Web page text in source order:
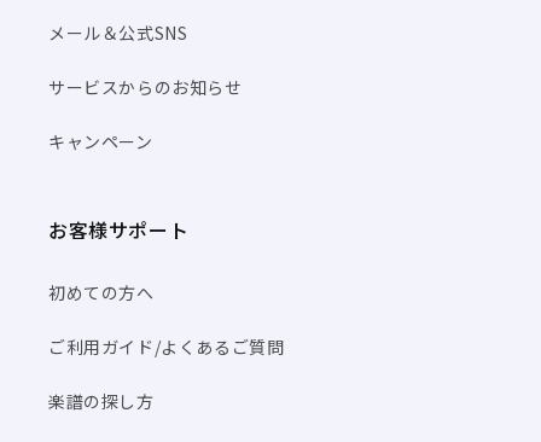
メール＆公式SNS
サービスからのお知らせ
キャンペーン
お客様サポート
初めての方へ
ご利用ガイド/よくあるご質問
楽譜の探し方